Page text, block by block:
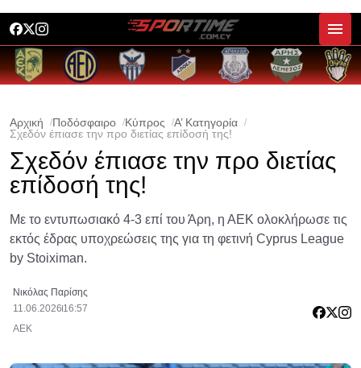
Αρχική Ποδόσφαιρο Κύπρος
Α’ Κατηγορία
Σχεδόν έπιασε την προ διετίας επίδοσή της!
Σχεδόν έπιασε την προ διετίας
επίδοσή της!
Με το εντυπωσιακό 4-3 επί του Άρη, η ΑΕΚ ολοκλήρωσε τις
εκτός έδρας υποχρεώσεις της για τη φετινή Cyprus League
by Stoiximan.
Νικόλας Παρίσης
11.06.2026 16:57
ΑΕΚ